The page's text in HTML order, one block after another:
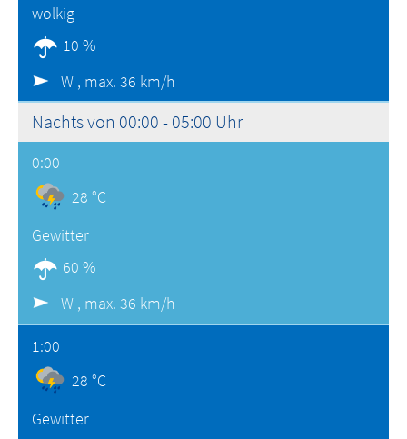
wolkig
10 %
W , max. 36 km/h
Nachts von 00:00 - 05:00 Uhr
0:00
28 °C
Gewitter
60 %
W , max. 36 km/h
1:00
28 °C
Gewitter